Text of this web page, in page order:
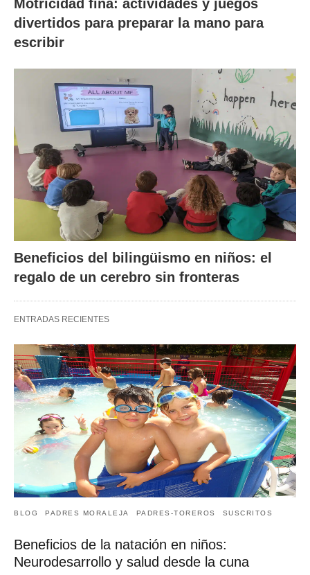
Motricidad fina: actividades y juegos
divertidos para preparar la mano para
escribir
Beneficios del bilingüismo en niños: el
regalo de un cerebro sin fronteras
ENTRADAS RECIENTES
BLOG PADRES MORALEJA PADRES-TOREROS SUSCRITOS
Beneficios de la natación en niños:
Neurodesarrollo y salud desde la cuna